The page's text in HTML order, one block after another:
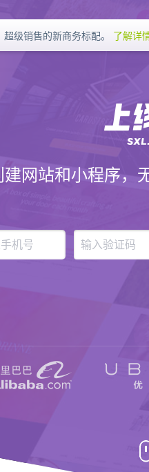
级销售的新商务标配。 了解详
建网站和小程序，